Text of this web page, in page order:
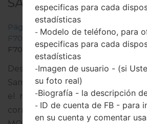
SAMSUNGGALAXY Z
Página principal → Galaxy Z Flip 5G
F707U1
SM-
Descargue la última
Samsung Galaxy Z Flip 5G, pero
el número de modelo de su
corresponde al número de
especificas para cada
estadísticas
- Modelo de teléfono, para
especificas para cada
estadísticas
-Imagen de usuario - (si
su foto real)
-Biografía - la descripción
- ID de cuenta de FB - para
en su cuenta y comentar